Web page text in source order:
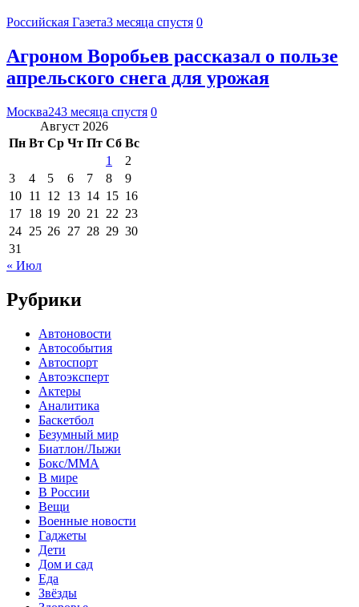
Российская Газета3 месяца спустя 0
Агроном Воробьев рассказал о пользе
апрельского снега для урожая
Москва243 месяца спустя 0
Август 2026
Пн Вт Ср Чт Пт Сб Вс
1
2
3
4 5 6 7 8
9
10 11 12 13 14 15 16
17 18 19 20 21 22 23
24 25 26 27 28 29 30
31
« Июл
Рубрики
Автоновости
Автособытия
Автоспорт
Автоэксперт
Актеры
Аналитика
Баскетбол
Безумный мир
Биатлон/Лыжи
Бокс/MMA
В мире
В России
Вещи
Военные новости
Гаджеты
Дети
Дом и сад
Еда
Звёзды